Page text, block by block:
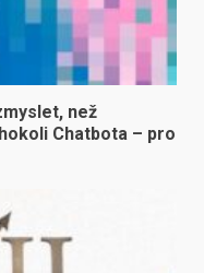
než
Chatbota – pro